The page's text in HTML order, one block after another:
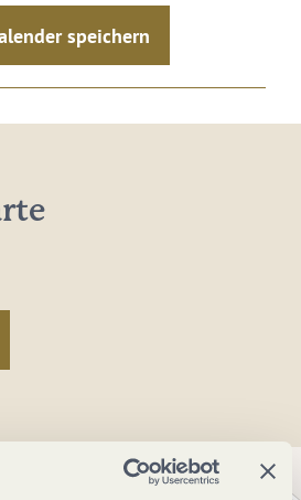
speichern